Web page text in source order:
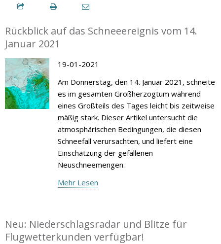
Rückblick auf das Schneeereignis vom 14.
Januar 2021
19-01-2021
Am Donnerstag, den 14. Januar 2021, schneite
es im gesamten Großherzogtum während
eines Großteils des Tages leicht bis zeitweise
mäßig stark. Dieser Artikel untersucht die
atmosphärischen Bedingungen, die diesen
Schneefall verursachten, und liefert eine
Einschätzung der gefallenen
Neuschneemengen.
Mehr Lesen
Neu: Niederschlagsradar und Blitze für
Flugwetterkunden verfügbar!